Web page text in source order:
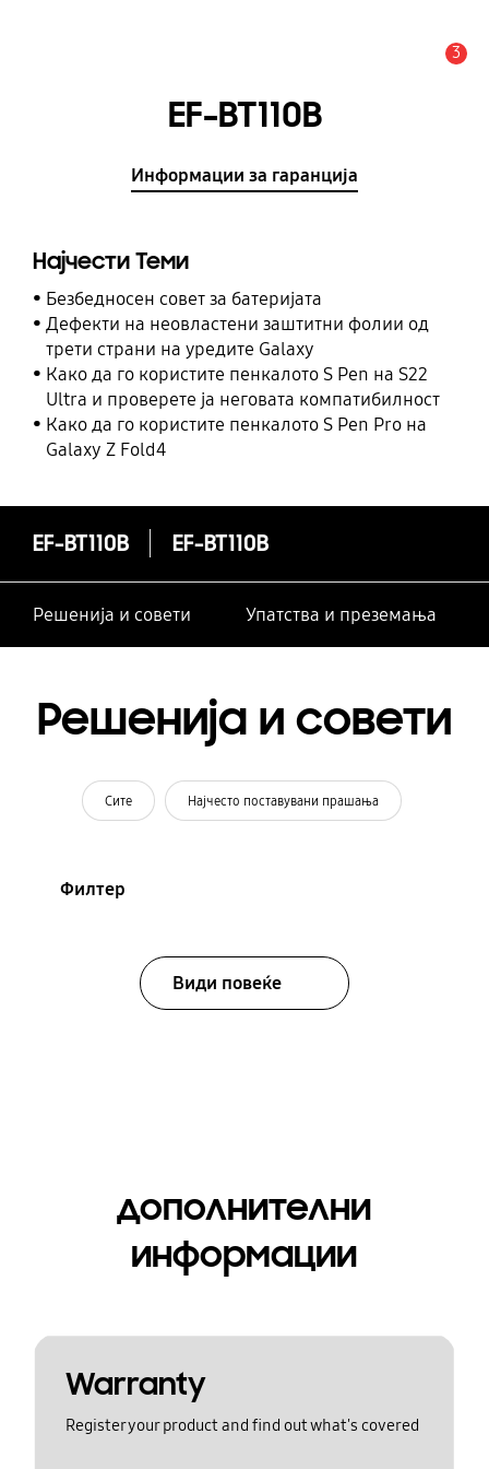
3
EF-BT110B
Информации за гаранција
Најчести Теми
Безбедносен совет за батеријата
Дефекти на неовластени заштитни фолии од
трети страни на уредите Galaxy
Како да го користите пенкалото S Pen на S22
Ultra и проверете ја неговата компатибилност
Како да го користите пенкалото S Pen Pro на
Galaxy Z Fold4
EF-BT110B EF-BT110B
Решенија и совети Упатства и преземања
Решенија и совети
Сите Најчесто поставувани прашања
Филтер
Види повеќе
дополнителни
информации
Warranty
Register your product and find out what's covered